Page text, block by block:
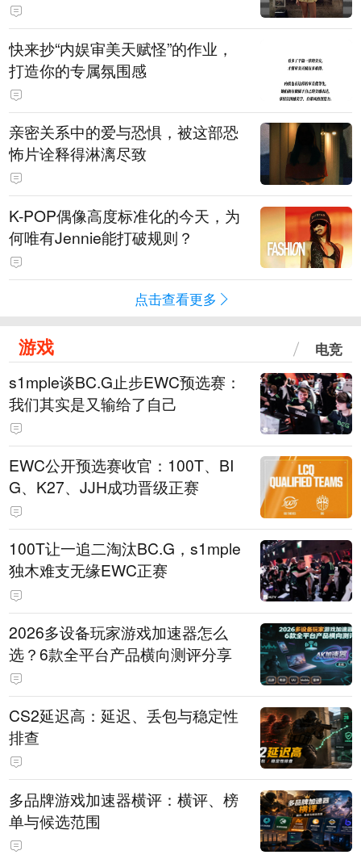
快来抄“内娱审美天赋怪”的作业，
打造你的专属氛围感
亲密关系中的爱与恐惧，被这部恐
怖片诠释得淋漓尽致
K-POP偶像高度标准化的今天，为
何唯有Jennie能打破规则？
点击查看更多
游戏 电竞
s1mple谈BC.G止步EWC预选赛：
我们其实是又输给了自己
EWC公开预选赛收官：100T、BI
G、K27、JJH成功晋级正赛
100T让一追二淘汰BC.G，s1mple
独木难支无缘EWC正赛
2026多设备玩家游戏加速器怎么
选？6款全平台产品横向测评分享
CS2延迟高：延迟、丢包与稳定性
排查
多品牌游戏加速器横评：横评、榜
单与候选范围